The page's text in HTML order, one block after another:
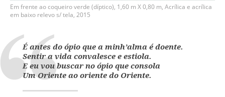
Em frente ao coqueiro verde (díptico), 1,60 m X 0,80 m, Acrílica e acrílica
em baixo relevo s/ tela, 2015
É antes do ópio que a minh’alma é doente.
Sentir a vida convalesce e estiola.
E eu vou buscar no ópio que consola
Um Oriente ao oriente do Oriente.